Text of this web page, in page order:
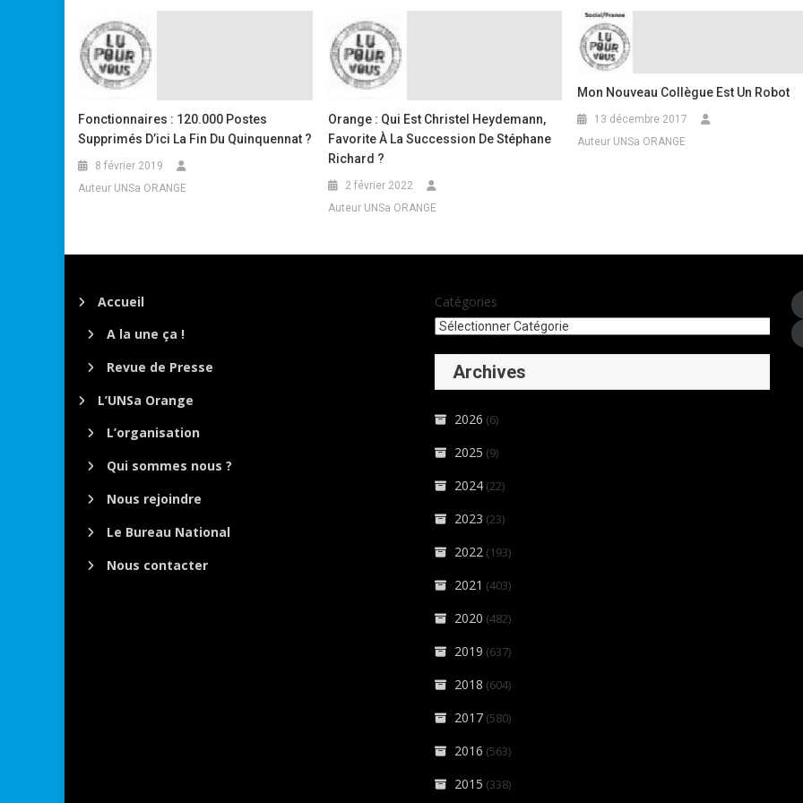
Fonctionnaires : 120.000 Postes
Supprimés D’ici La Fin Du Quinquennat ?
8 février 2019
Auteur UNSa ORANGE
Orange : Qui Est Christel Heydemann,
Favorite À La Succession De Stéphane
Richard ?
2 février 2022
Auteur UNSa ORANGE
Mon Nouveau Collègue Est Un Robot
13 décembre 2017
Auteur UNSa ORANGE
Accueil
A la une ça !
Revue de Presse
L’UNSa Orange
L’organisation
Qui sommes nous ?
Nous rejoindre
Le Bureau National
Nous contacter
Catégories
Archives
2026 (6)
2025 (9)
2024 (22)
2023 (23)
2022 (193)
2021 (403)
2020 (482)
2019 (637)
2018 (604)
2017 (580)
2016 (563)
2015 (338)